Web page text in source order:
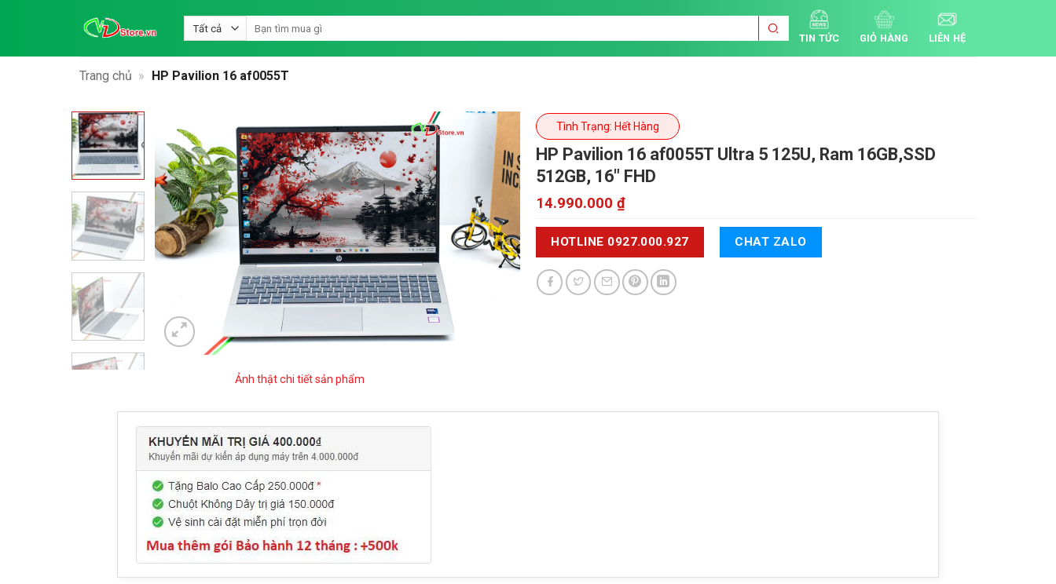
kiếm:
TIN TỨC GIỎ HÀNG LIÊN HỆ
Trang chủ » HP Pavilion 16 af0055T
Ảnh thật chi tiết sản phẩm
Tình Trạng: Hết Hàng
HP Pavilion 16 af0055T Ultra 5 125U, Ram 16GB,SSD
512GB, 16" FHD
14.990.000 ₫
HOTLINE 0927.000.927 CHAT ZALO